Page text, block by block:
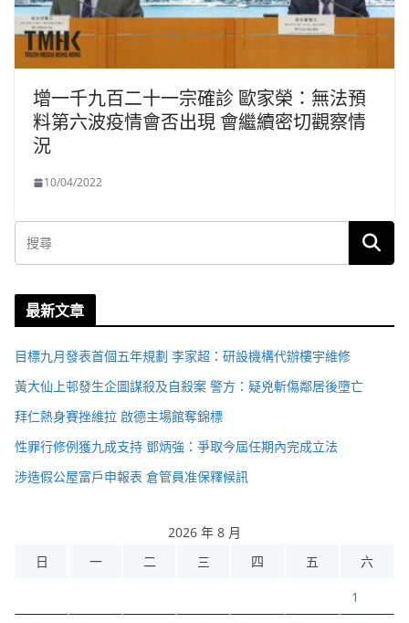
增一千九百二十一宗確診 歐家榮：無法預
料第六波疫情會否出現 會繼續密切觀察情
況
10/04/2022
最新文章
目標九月發表首個五年規劃 李家超：研設機構代辦樓宇維修
黃大仙上邨發生企圖謀殺及自殺案 警方：疑兇斬傷鄰居後墮亡
拜仁熱身賽挫維拉 啟德主場館奪錦標
性罪行修例獲九成支持 鄧炳強：爭取今屆任期內完成立法
涉造假公屋富戶申報表 倉管員准保釋候訊
2026 年 8 月
日
一 二 三 四 五 六
1